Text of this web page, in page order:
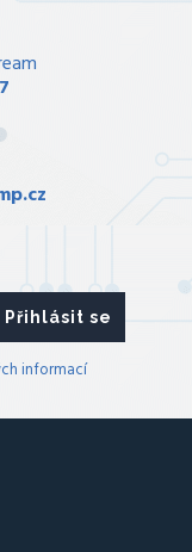
Přihlásit se
informací